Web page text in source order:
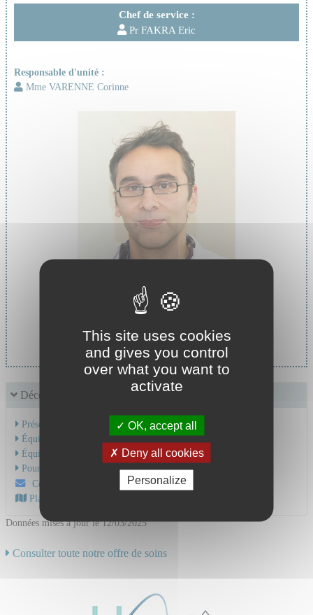
Chef de service :
Pr FAKRA Eric
Responsable d'unité :
Mme VARENNE Corinne
Pr FAKRA Eric
Découvrir le service
Présentation de l'activité
Équipe Médicale
Équipe Soignante
Pour une consultation
Contactez-nous par mail
Plan d'accès au CHU
Données mises à jour le 12/03/2025
Consulter toute notre offre de soins
This site uses cookies
and gives you control
over what you want to
activate
OK, accept all
Deny all cookies
Personalize